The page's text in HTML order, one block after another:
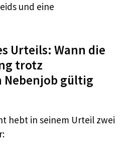
und eine
Urteils: Wann die
trotz
Nebenjob gültig
hebt in seinem Urteil zwei